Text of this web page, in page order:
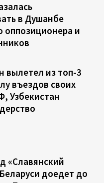
в Душанбе
оппозиционера и
вылетел из топ-3
въездов своих
Узбекистан
«Славянский
доедет до